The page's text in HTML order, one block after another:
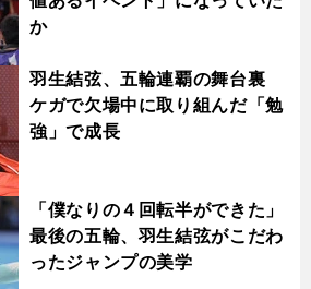
か
羽生結弦、五輪連覇の舞台裏
ケガで欠場中に取り組んだ「勉
強」で成長
「僕なりの４回転半ができた」
最後の五輪、羽生結弦がこだわ
ったジャンプの美学